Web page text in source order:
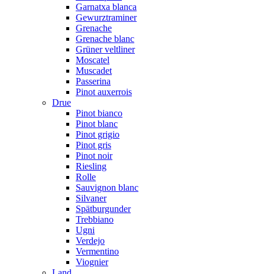
Garnatxa blanca
Gewurztraminer
Grenache
Grenache blanc
Grüner veltliner
Moscatel
Muscadet
Passerina
Pinot auxerrois
Drue
Pinot bianco
Pinot blanc
Pinot grigio
Pinot gris
Pinot noir
Riesling
Rolle
Sauvignon blanc
Silvaner
Spätburgunder
Trebbiano
Ugni
Verdejo
Vermentino
Viognier